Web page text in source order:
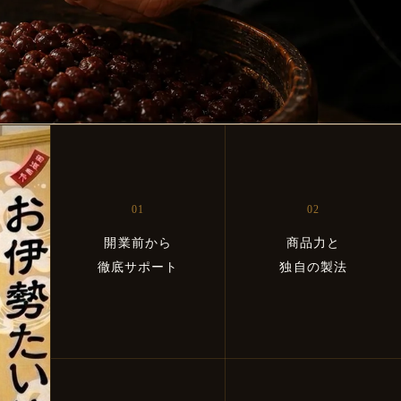
01
開業前から
徹底サポート
02
商品力と
独自の製法